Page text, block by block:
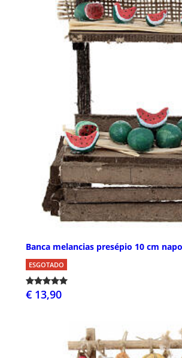
Banca melancias presépio 10 cm
ESGOTADO
€ 13,90